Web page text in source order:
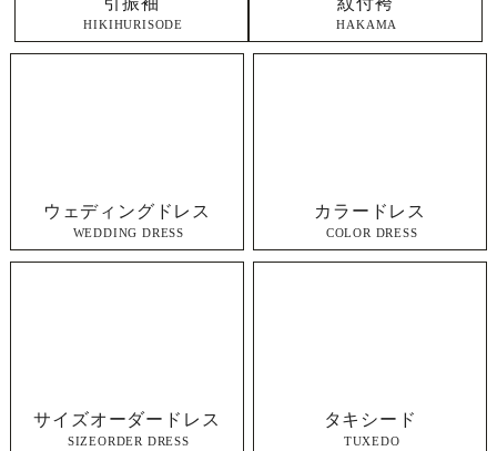
HIKIHURISODE HAKAMA
ウェディングドレス
WEDDING DRESS
カラードレス
COLOR DRESS
サイズオーダードレス
SIZEORDER DRESS
タキシード
TUXEDO